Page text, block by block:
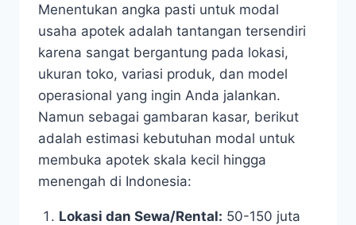
Menentukan angka pasti untuk modal
usaha apotek adalah tantangan tersendiri
karena sangat bergantung pada lokasi,
ukuran toko, variasi produk, dan model
operasional yang ingin Anda jalankan.
Namun sebagai gambaran kasar, berikut
adalah estimasi kebutuhan modal untuk
membuka apotek skala kecil hingga
menengah di Indonesia:
Lokasi dan Sewa/Rental: 50-150 juta